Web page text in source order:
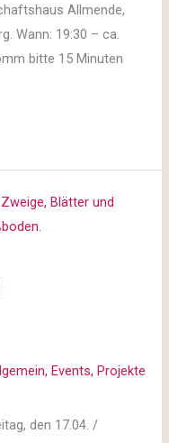
Allmende,
Wann: 19:30 – ca.
bitte 15 Minuten
,Events,Projekte
den 17.04. /